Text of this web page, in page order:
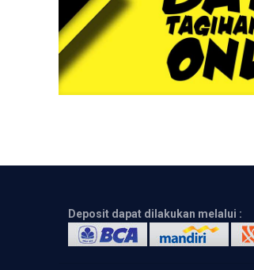
Deposit dapat dilakukan melalui :